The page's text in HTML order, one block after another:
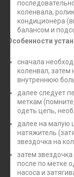
коленвала,
кондиционера
балансом и
Особенности
сначала
коленвал, затем
внутреннюю
далее следует
меткам
одеть цепь,
далее на малую
натяжитель
звездочка на
затем
после по метке
насоса и